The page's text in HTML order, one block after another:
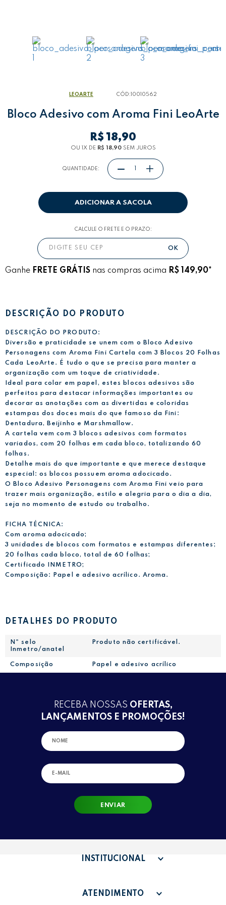
LEOARTE CÓD: 10010562
Bloco Adesivo com Aroma Fini LeoArte
R$ 18,90
OU 1XDE R$ 18,90SEM JUROS
QUANTIDADE:
ADICIONAR A SACOLA
CALCULE O FRETE E O PRAZO:
Ganhe FRETE GRÁTIS nas compras acima R$ 149,90*
DESCRIÇÃO DO PRODUTO
DESCRIÇÃO DO PRODUTO:
Diversão e praticidade se unem com o Bloco Adesivo
Personagens com Aroma Fini Cartela com 3 Blocos 20 Folhas
Cada LeoArte. É tudo o que se precisa para manter a
organização com um toque de criatividade.
Ideal para colar em papel, estes blocos adesivos são
perfeitos para destacar informações importantes ou
decorar as anotações com as divertidas e coloridas
estampas dos doces mais do que famoso da Fini:
Dentadura, Beijinho e Marshmallow.
A cartela vem com 3 blocos adesivos com formatos
variados, com 20 folhas em cada bloco, totalizando 60
folhas.
Detalhe mais do que importante e que merece destaque
especial: os blocos possuem aroma adocicado.
O Bloco Adesivo Personagens com Aroma Fini veio para
trazer mais organização, estilo e alegria para o dia a dia,
seja no momento de estudo ou trabalho.
FICHA TÉCNICA:
Com aroma adocicado;
3 unidades de blocos com formatos e estampas diferentes;
20 folhas cada bloco, total de 60 folhas;
Certificado INMETRO;
Composição: Papel e adesivo acrílico. Aroma.
DETALHES DO PRODUTO
Nº selo
Inmetro/anatel
Produto não certificável.
Composição Papel e adesivo acrílico
RECEBA NOSSAS OFERTAS,
LANÇAMENTOS E PROMOÇÕES!
ENVIAR
INSTITUCIONAL
QUEM SOMOS
ATENDIMENTO